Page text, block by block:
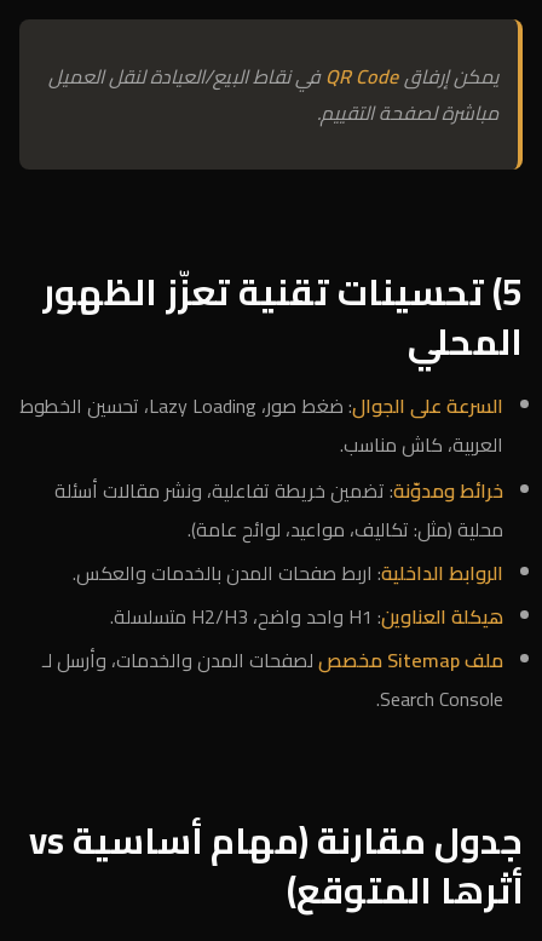
يمكن إرفاقQR Codeفي نقاط البيع/العيادة لنقل العميل
مباشرة لصفحة التقييم.
5) تحسينات تقنية تعزّز الظهور
المحلي
السرعة على الجوال
: ضغط صور، Lazy Loading، تحسين الخطوط
العربية، كاش مناسب.
خرائط ومدوّنة: تضمين خريطة تفاعلية، ونشر مقالات أسئلة
محلية (مثل: تكاليف، مواعيد، لوائح عامة).
الروابط الداخلية: اربط صفحات المدن بالخدمات والعكس.
هيكلة العناوين: H1 واحد واضح، H2/H3 متسلسلة.
ملف Sitemap مخصص
لصفحات المدن والخدمات، وأرسل لـ
Search Console.
جدول مقارنة (مهام أساسية vs
أثرها المتوقع)